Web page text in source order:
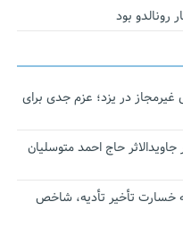
رونالدو بود
در یزد؛ عزم جدی برای
حاج احمد متوسلیان
خسارت تأخیر تأدیه، شاخص